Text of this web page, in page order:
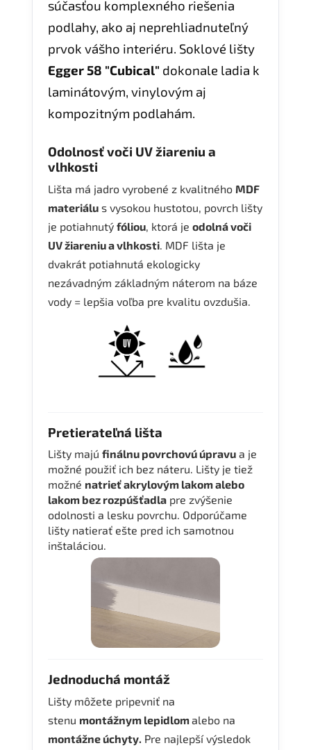
súčasťou komplexného riešenia
podlahy, ako aj neprehliadnuteľný
prvok vášho interiéru. Soklové lišty
Egger 58 "Cubical" dokonale ladia k
laminátovým, vinylovým aj
kompozitným podlahám.
Odolnosť voči UV žiareniu a
vlhkosti
Lišta má jadro vyrobené z kvalitného MDF
materiálu s vysokou hustotou, povrch lišty
je potiahnutý fóliou, ktorá je odolná voči
UV žiareniu a vlhkosti. MDF lišta je
dvakrát potiahnutá ekologicky
nezávadným základným náterom na báze
vody = lepšia voľba pre kvalitu ovzdušia.
Pretierateľná lišta
Lišty majú finálnu povrchovú úpravu a je
možné použiť ich bez náteru. Lišty je tiež
možné natrieť akrylovým lakom alebo
lakom bez rozpúšťadla pre zvýšenie
odolnosti a lesku povrchu. Odporúčame
lišty natierať ešte pred ich samotnou
inštaláciou.
Jednoduchá montáž
Lišty môžete pripevniť na
stenu montážnym lepidlomalebo na
montážne úchyty. Pre najlepší výsledok